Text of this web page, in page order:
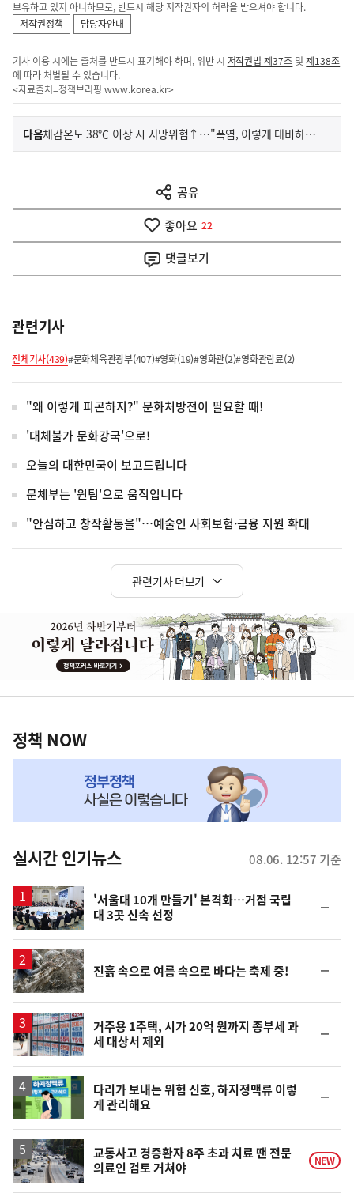
보유하고 있지 아니하므로, 반드시 해당 저작권자의 허락을 받으셔야 합니다.
저작권정책
담당자안내
기사 이용 시에는 출처를 반드시 표기해야 하며, 위반 시 저작권법 제37조 및제138조
에 따라 처벌될 수 있습니다.
<자료출처=정책브리핑 www.korea.kr>
이
전
다
음
다음기
사
체감온도 38℃ 이상 시 사망위험↑…"폭염, 이렇게 대비하세요"
공유
열
기
좋아요 22
댓글보기
관련기사
전체기사(439)#문화체육관광부(407)#영화(19)#영화관(2)#영화관람료(2)
"왜 이렇게 피곤하지?" 문화처방전이 필요할 때!
'대체불가 문화강국'으로!
오늘의 대한민국이 보고드립니다
문체부는 '원팀'으로 움직입니다
"안심하고 창작활동을"…예술인 사회보험·금융 지원 확대
관련기사 더보기
너
역책
NOW,
뉴
스
정책 NOW
실시간 인기뉴스 08.06. 12:57 기준
'서울대 10개 만들기' 본격화…거점 국립
대 3곳 신속 선정
일
진흙 속으로 여름 속으로 바다는 축제 중!
일
거주용 1주택, 시가 20억 원까지 종부세 과
세 대상서 제외
일
다리가 보내는 위험 신호, 하지정맥류 이렇
게 관리해요
일
교통사고 경증환자 8주 초과 치료 땐 전문
의료인 검토 거쳐야
NEW